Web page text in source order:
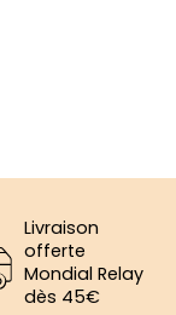
Livraison
offerte
Mondial Relay
dès 45€